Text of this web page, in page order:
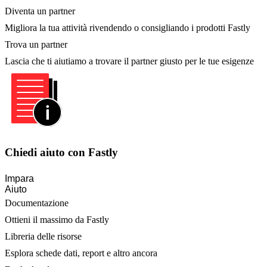
Diventa un partner
Migliora la tua attività rivendendo o consigliando i prodotti Fastly
Trova un partner
Lascia che ti aiutiamo a trovare il partner giusto per le tue esigenze
Chiedi aiuto con Fastly
Impara
Aiuto
Documentazione
Ottieni il massimo da Fastly
Libreria delle risorse
Esplora schede dati, report e altro ancora